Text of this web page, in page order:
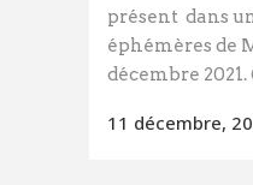
présent dans
éphémères de
décembre 2021.
11 décembre,